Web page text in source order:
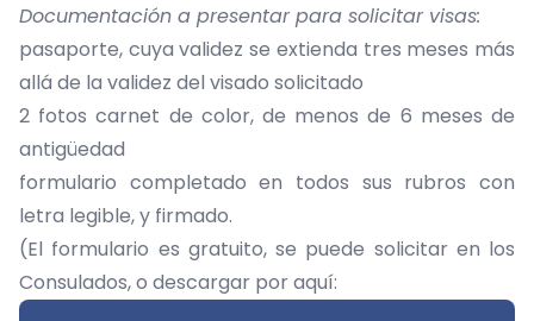
Documentación a presentar para solicitar visas:
pasaporte, cuya validez se extienda tres meses más
allá de la validez del visado solicitado
2 fotos carnet de color, de menos de 6 meses de
antigüedad
formulario completado en todos sus rubros con
letra legible, y firmado.
(El formulario es gratuito, se puede solicitar en los
Consulados, o descargar por aquí: